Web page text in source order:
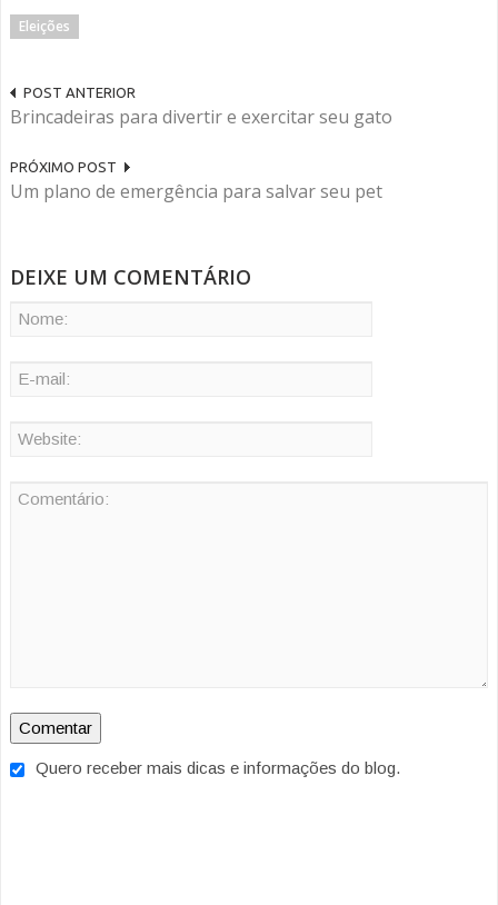
Eleições
POST ANTERIOR
Brincadeiras para divertir e exercitar seu gato
PRÓXIMO POST
Um plano de emergência para salvar seu pet
DEIXE UM COMENTÁRIO
Quero receber mais dicas e informações do blog.